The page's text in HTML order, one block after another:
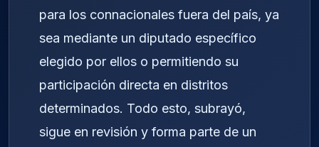
para los connacionales fuera del país, ya
sea mediante un diputado específico
elegido por ellos o permitiendo su
participación directa en distritos
determinados. Todo esto, subrayó,
sigue en revisión y forma parte de un